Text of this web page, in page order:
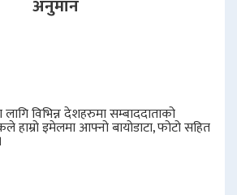
अनुमान
विभिन्न देशहरुमा सम्बाददाताको
इमेलमा आफ्नो बायोडाटा, फोटो सहित